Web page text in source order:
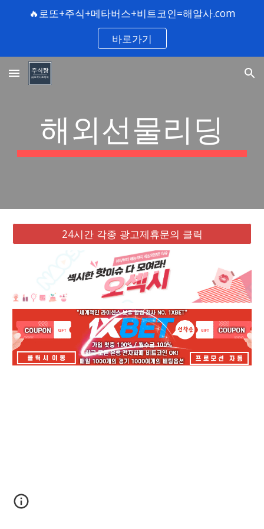
Skip to main content Skip to navigation
🔥로또+주식+메타버스+비트코인=해알사.com
바로가기
해외선물리딩
24시간 각종 광고제휴문의 클릭